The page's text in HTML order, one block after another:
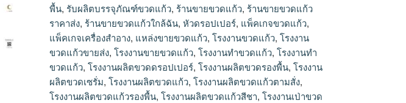
พื้น, รับผลิตบรรจุภัณฑ์ขวดแก้ว, ร้านขายขวดแก้ว, ร้านขายขวดแก้ว
ราคาส่ง, ร้านขายขวดแก้วใกล้ฉัน,หัวดรอปเปอร์, แพ็คเกจขวดแก้ว,
แพ็คเกจเครื่องสำอาง, แหล่งขายขวดแก้ว,โรงงานขวดแก้ว,โรงงาน
ขวดแก้วขายส่ง,โรงงานขายขวดแก้ว,โรงงานทำขวดแก้ว,โรงงานทํา
ขวดแก้ว,โรงงานผลิตขวดดรอปเปอร์,โรงงานผลิตขวดรองพื้น,โรงงาน
ผลิตขวดเซรั่ม,โรงงานผลิตขวดแก้ว,โรงงานผลิตขวดแก้วตามสั่ง,
โรงงานผลิตขวดแก้วรองพื้น,โรงงานผลิตขวดแก้วสีชา,โรงงานเป่าขวด